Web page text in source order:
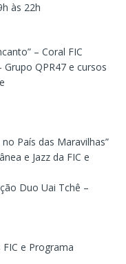
às 22h
– Coral FIC
Grupo QPR47 e cursos
País das Maravilhas”
e Jazz da FIC e
Duo Uai Tchê –
e Programa